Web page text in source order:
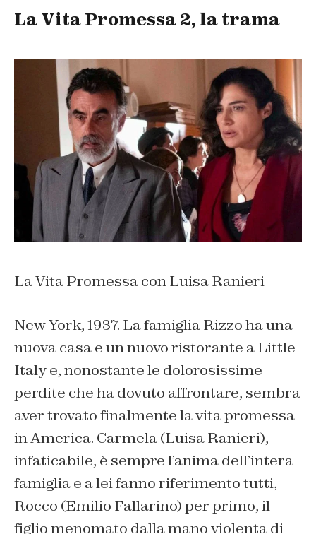
La Vita Promessa 2, la trama
La Vita Promessa con Luisa Ranieri
New York, 1937. La famiglia Rizzo ha una
nuova casa e un nuovo ristorante a Little
Italy e, nonostante le dolorosissime
perdite che ha dovuto affrontare, sembra
aver trovato finalmente la vita promessa
in America. Carmela (Luisa Ranieri),
infaticabile, è sempre l’anima dell’intera
famiglia e a lei fanno riferimento tutti,
Rocco (Emilio Fallarino) per primo, il
figlio menomato dalla mano violenta di